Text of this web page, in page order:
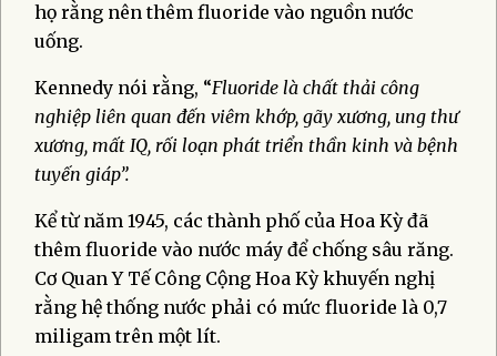
họ rằng nên thêm fluoride vào nguồn nước
uống.
Kennedy nói rằng, “Fluoride là chất thải công
nghiệp liên quan đến viêm khớp, gãy xương, ung thư
xương, mất IQ, rối loạn phát triển thần kinh và bệnh
tuyến giáp”.
Kể từ năm 1945, các thành phố của Hoa Kỳ đã
thêm fluoride vào nước máy để chống sâu răng.
Cơ Quan Y Tế Công Cộng Hoa Kỳ khuyến nghị
rằng hệ thống nước phải có mức fluoride là 0,7
miligam trên một lít.